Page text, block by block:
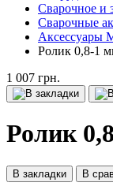
Сварочное и
Сварочные
Аксессуары
Ролик 0,8-1
1 007 грн.
Ролик
В закладки В